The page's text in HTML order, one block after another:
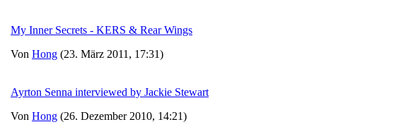
My Inner Secrets - KERS & Rear Wings
Von Hong (23. März 2011, 17:31)
Ayrton Senna interviewed by Jackie Stewart
Von Hong (26. Dezember 2010, 14:21)